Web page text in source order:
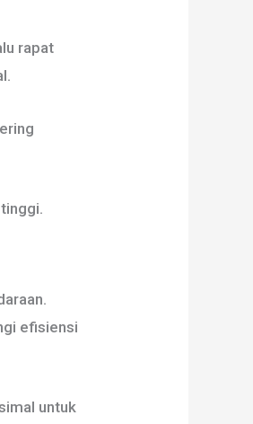
rapat
efisiensi
untuk